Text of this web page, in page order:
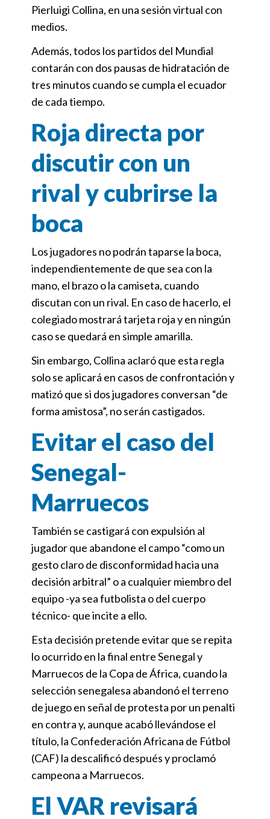
Pierluigi Collina, en una sesión virtual con
medios.
Además, todos los partidos del Mundial
contarán con dos pausas de hidratación de
tres minutos cuando se cumpla el ecuador
de cada tiempo.
Roja directa por
discutir con un
rival y cubrirse la
boca
Los jugadores no podrán taparse la boca,
independientemente de que sea con la
mano, el brazo o la camiseta, cuando
discutan con un rival. En caso de hacerlo, el
colegiado mostrará tarjeta roja y en ningún
caso se quedará en simple amarilla.
Sin embargo, Collina aclaró que esta regla
solo se aplicará en casos de confrontación y
matizó que si dos jugadores conversan “de
forma amistosa”, no serán castigados.
Evitar el caso del
Senegal-
Marruecos
También se castigará con expulsión al
jugador que abandone el campo “como un
gesto claro de disconformidad hacia una
decisión arbitral” o a cualquier miembro del
equipo -ya sea futbolista o del cuerpo
técnico- que incite a ello.
Esta decisión pretende evitar que se repita
lo ocurrido en la final entre Senegal y
Marruecos de la Copa de África, cuando la
selección senegalesa abandonó el terreno
de juego en señal de protesta por un penalti
en contra y, aunque acabó llevándose el
título, la Confederación Africana de Fútbol
(CAF) la descalificó después y proclamó
campeona a Marruecos.
El VAR revisará